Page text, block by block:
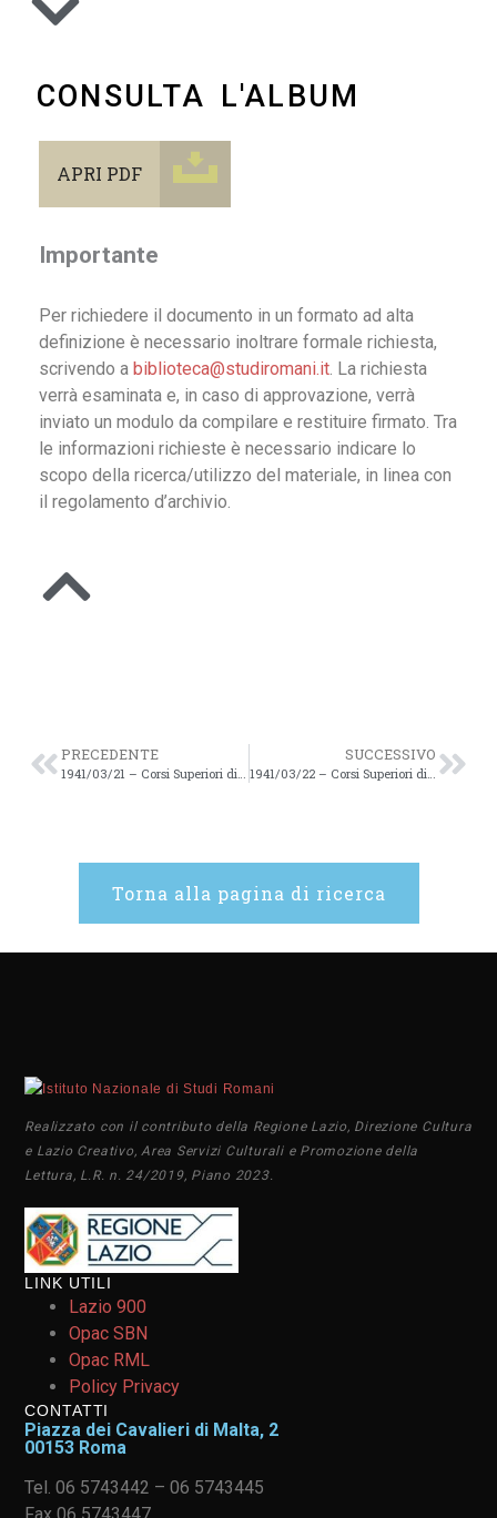
CONSULTA L'ALBUM
APRI PDF
Importante
Per richiedere il documento in un formato ad alta
definizione è necessario inoltrare formale richiesta,
scrivendo a biblioteca@studiromani.it. La richiesta
verrà esaminata e, in caso di approvazione, verrà
inviato un modulo da compilare e restituire firmato. Tra
le informazioni richieste è necessario indicare lo
scopo della ricerca/utilizzo del materiale, in linea con
il regolamento d’archivio.
PRECEDENTE
1941/03/21 – Corsi Superiori di Studi Romani aa. 1940-1941 – 56
SUCCESSIVO
1941/03/22 – Corsi Superiori di Studi Romani aa. 1940-1941 – 57
Torna alla pagina di ricerca
Realizzato con il contributo della Regione Lazio, Direzione Cultura
e Lazio Creativo, Area Servizi Culturali e Promozione della
Lettura, L.R. n. 24/2019, Piano 2023.
LINK UTILI
Lazio 900
Opac SBN
Opac RML
Policy Privacy
CONTATTI
Piazza dei Cavalieri di Malta, 2
00153 Roma
Tel. 06 5743442 – 06 5743445